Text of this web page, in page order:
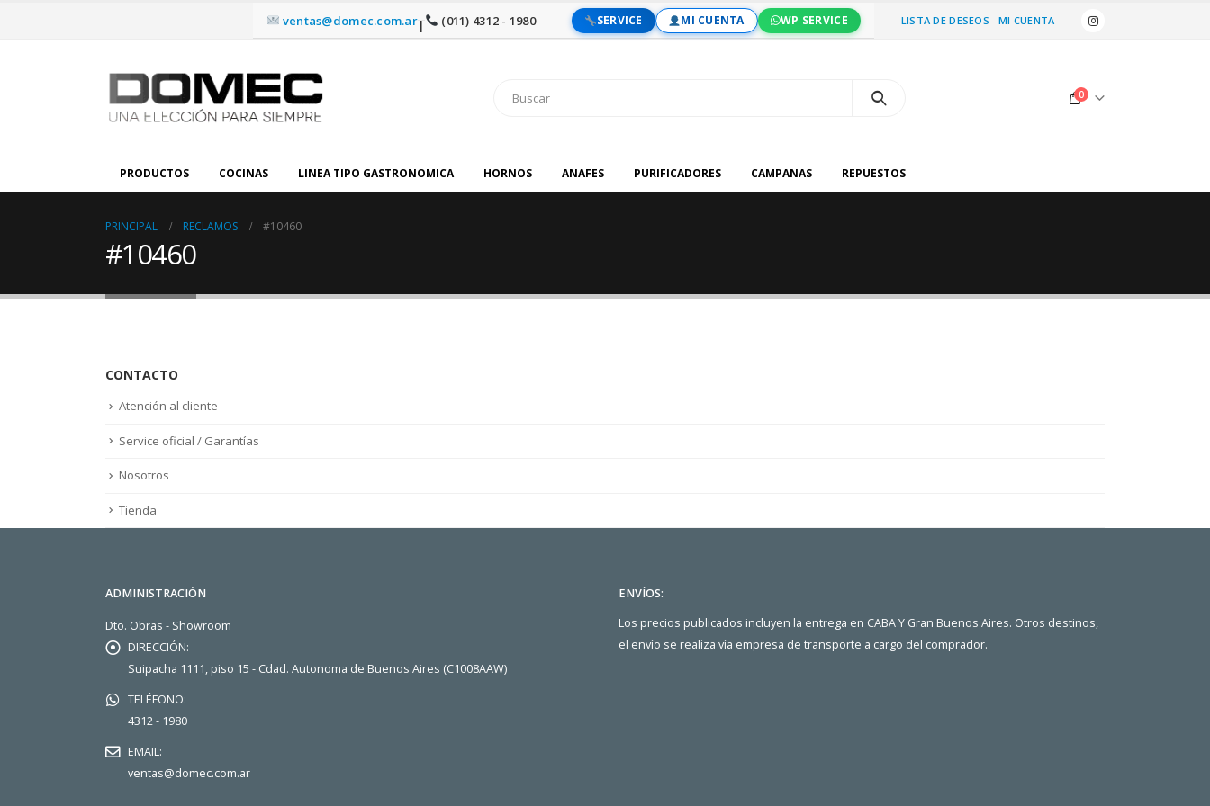
ventas@domec.com.ar| (011) 4312 - 1980 SERVICE MI CUENTA WP SERVICE LISTA DE DESEOS MI CUENTA
0
PRODUCTOS COCINAS LINEA TIPO GASTRONOMICA HORNOS ANAFES PURIFICADORES CAMPANAS REPUESTOS
PRINCIPAL RECLAMOS #10460
#10460
CONTACTO
Atención al cliente
Service oficial / Garantías
Nosotros
Tienda
ADMINISTRACIÓN
Dto. Obras - Showroom
DIRECCIÓN:
Suipacha 1111, piso 15 - Cdad. Autonoma de Buenos Aires (C1008AAW)
TELÉFONO:
4312 - 1980
EMAIL:
ventas@domec.com.ar
ENVÍOS:
Los precios publicados incluyen la entrega en CABA Y Gran Buenos Aires. Otros destinos,
el envío se realiza vía empresa de transporte a cargo del comprador.